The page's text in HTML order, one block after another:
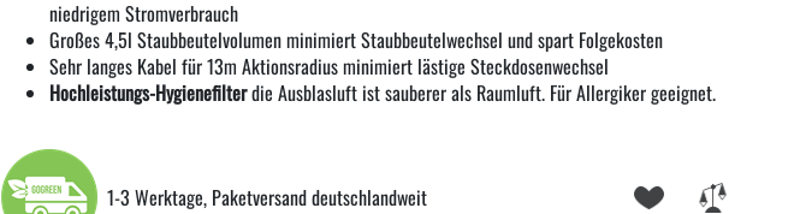
niedrigem Stromverbrauch
Großes 4,5l Staubbeutelvolumen minimiert Staubbeutelwechsel und spart Folgekosten
Sehr langes Kabel für 13m Aktionsradius minimiert lästige Steckdosenwechsel
Hochleistungs-Hygienefilterdie Ausblasluft ist sauberer als Raumluft. Für Allergiker geeignet.
1-3 Werktage, Paketversand deutschlandweit